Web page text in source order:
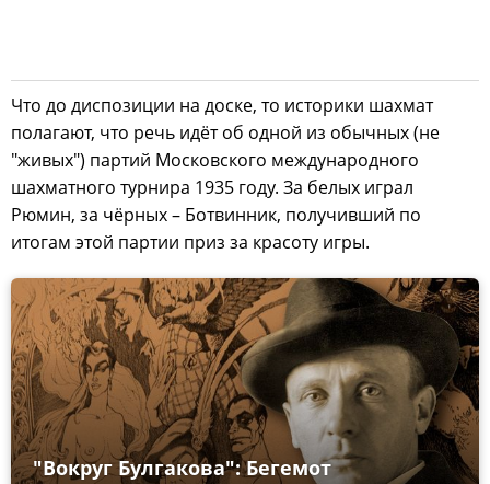
Что до диспозиции на доске, то историки шахмат
полагают, что речь идёт об одной из обычных (не
"живых") партий Московского международного
шахматного турнира 1935 году. За белых играл
Рюмин, за чёрных – Ботвинник, получивший по
итогам этой партии приз за красоту игры.
"Вокруг Булгакова": Бегемот